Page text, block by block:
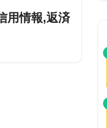
用情報,返済